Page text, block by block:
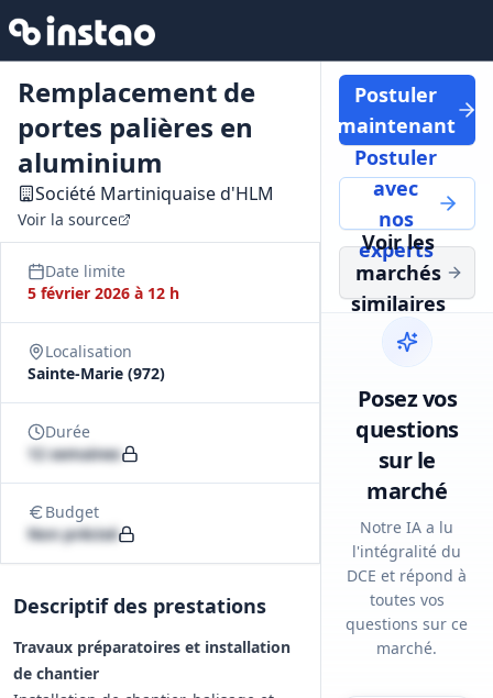
Remplacement de
portes palières en
aluminium
Société Martiniquaise d'HLM
Voir la source
Date limite
5 février 2026 à 12 h
Localisation
Sainte-Marie (972)
Durée
12 semaines
Budget
Non précisé
Descriptif des prestations
Travaux préparatoires et installation
de chantier
Postuler
maintenant
Postuler
avec
nos
experts
Voir les
marchés
similaires
Posez vos
questions
sur le
marché
Notre IA a lu
l'intégralité du
DCE et répond à
toutes vos
questions sur ce
marché.